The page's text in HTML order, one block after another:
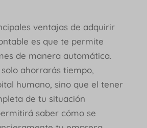
ventajas de adquirir
es que te permite
de manera automática.
ahorrarás tiempo,
humano, sino que el tener
de tu situación
saber cómo se